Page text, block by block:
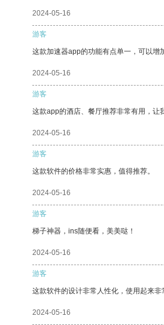
2024-05-16
游客
这款加速器app的功能有点单一，可以增
2024-05-16
游客
这款app的酒店、餐厅推荐非常有用，让
2024-05-16
游客
这款软件的价格非常实惠，值得推荐。
2024-05-16
游客
梯子神器，ins随便看，美美哒！
2024-05-16
游客
这款软件的设计非常人性化，使用起来非
2024-05-16